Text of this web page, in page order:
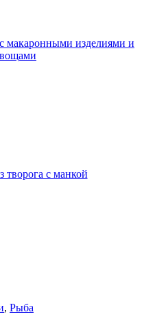
макаронными изделиями и
творога с манкой
, Рыба